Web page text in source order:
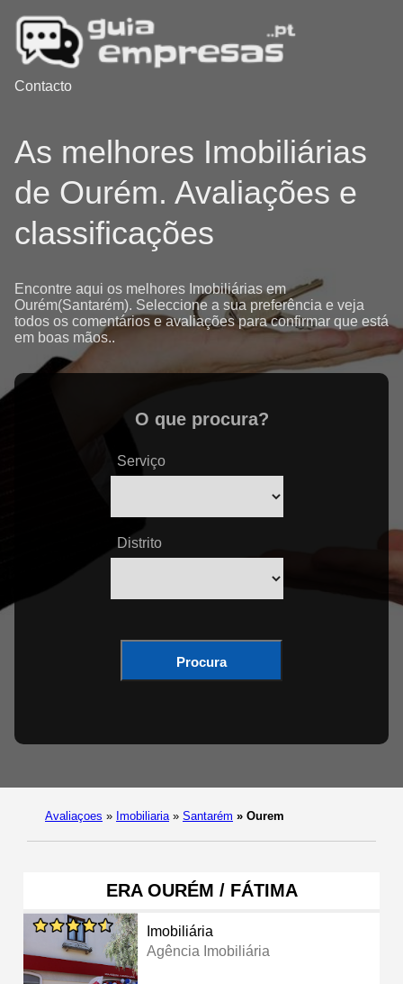
Contacto
As melhores Imobiliárias
de Ourém. Avaliações e
classificações
Encontre aqui os melhores Imobiliárias em
Ourém(Santarém). Seleccione a sua preferência e veja
todos os comentários e avaliações para confirmar que está
em boas mãos..
O que procura?
Serviço
Distrito
Procura
Avaliaçoes » Imobiliaria » Santarém » Ourem
ERA OURÉM / FÁTIMA
Imobiliária
Agência Imobiliária